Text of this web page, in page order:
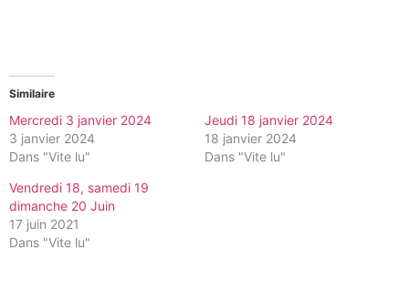
Similaire
Mercredi 3 janvier 2024
3 janvier 2024
Dans "Vite lu"
Jeudi 18 janvier 2024
18 janvier 2024
Dans "Vite lu"
Vendredi 18, samedi 19
dimanche 20 Juin
17 juin 2021
Dans "Vite lu"